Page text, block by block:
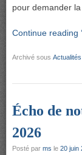
pour demander la
Continue reading
Archivé sous
Écho de
2026
Posté par ms le 20 juin